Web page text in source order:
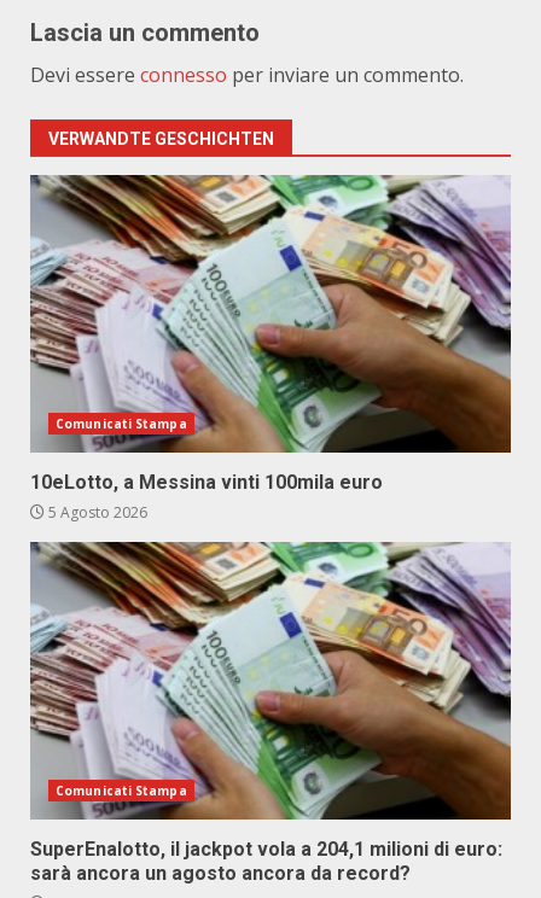
Lascia un commento
Devi essere connesso per inviare un commento.
VERWANDTE GESCHICHTEN
Comunicati Stampa
10eLotto, a Messina vinti 100mila euro
5 Agosto 2026
Comunicati Stampa
SuperEnalotto, il jackpot vola a 204,1 milioni di euro:
sarà ancora un agosto ancora da record?